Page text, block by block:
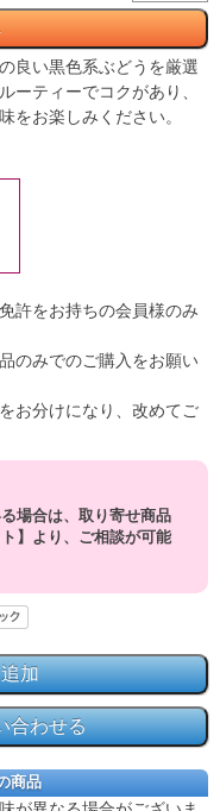
良い黒色系ぶどうを厳選
ーティーでコクがあり、
をお楽しみください。
許をお持ちの会員様のみ
のみでのご購入をお願い
お分けになり、改めてご
場合は、取り寄せ商品
】より、ご相談が可能
商品